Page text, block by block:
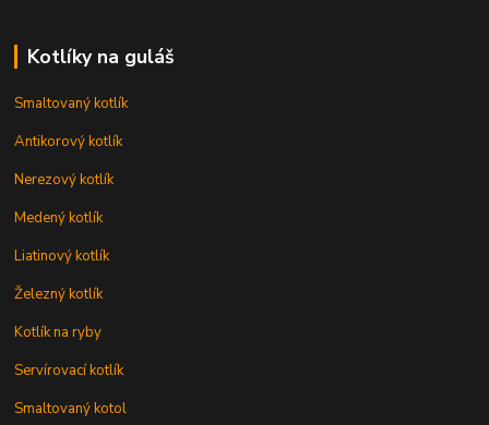
Kotlíky na guláš
Smaltovaný kotlík
Antikorový kotlík
Nerezový kotlík
Medený kotlík
Liatinový kotlík
Železný kotlík
Kotlík na ryby
Servírovací kotlík
Smaltovaný kotol